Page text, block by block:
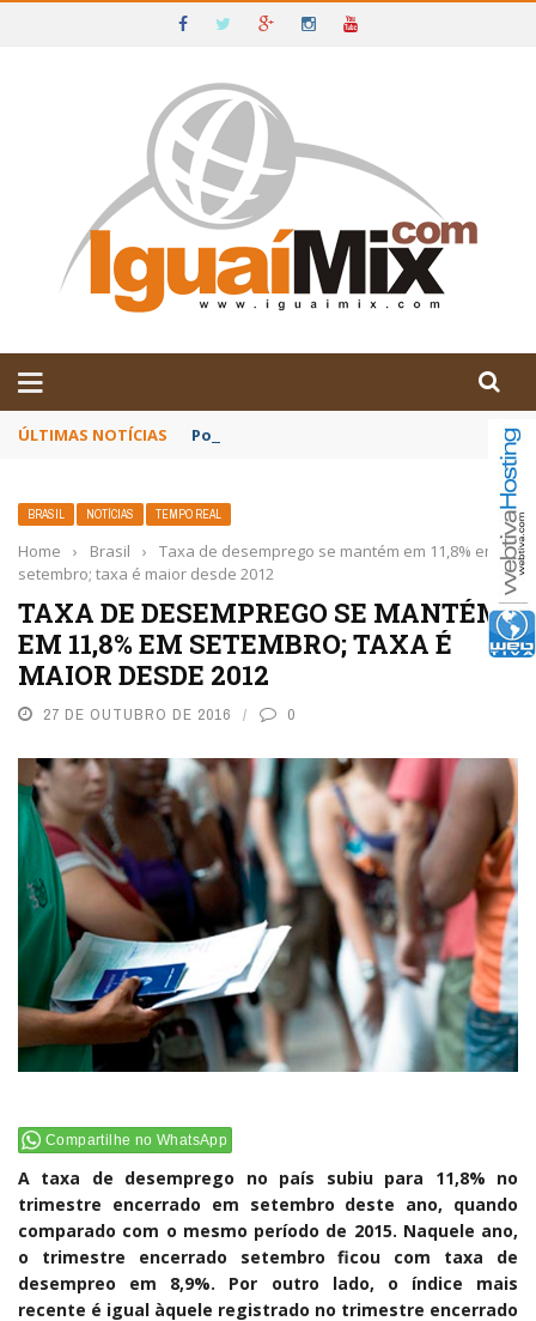
IGUAÍ E SUDOESTE DA BAHIA
ÚLTIMAS NOTÍCIAS Poetas baianos representam o Brasil no
BRASIL NOTÍCIAS TEMPO REAL
Home › Brasil ›
Taxa de desemprego se mantém em 11,8% em
setembro; taxa é maior desde 2012
TAXA DE DESEMPREGO SE MANTÉM
EM 11,8% EM SETEMBRO; TAXA É
MAIOR DESDE 2012
27 DE OUTUBRO DE 2016 0
Compartilhe no WhatsApp
A taxa de desemprego no país subiu para 11,8% no
trimestre encerrado em setembro deste ano, quando
comparado com o mesmo período de 2015. Naquele ano,
o trimestre encerrado setembro ficou com taxa de
desempreo em 8,9%. Por outro lado, o índice mais
recente é igual àquele registrado no trimestre encerrado